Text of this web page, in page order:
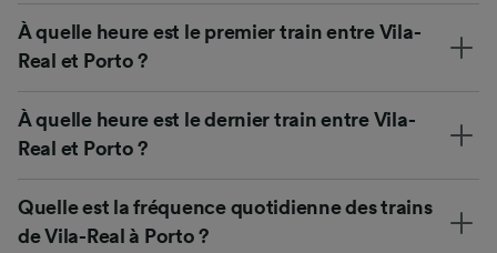
À quelle heure est le premier train entre Vila-
Real et Porto ?
À quelle heure est le dernier train entre Vila-
Real et Porto ?
Quelle est la fréquence quotidienne des trains
de Vila-Real à Porto ?